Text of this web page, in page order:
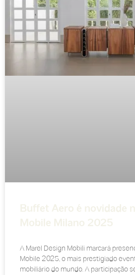
Buffet Aero é novidade
Mobile Milano 2025
A Marel Design Mobili marcará
Mobile 2025, o mais prestigiado
mobiliário do mundo. A participação